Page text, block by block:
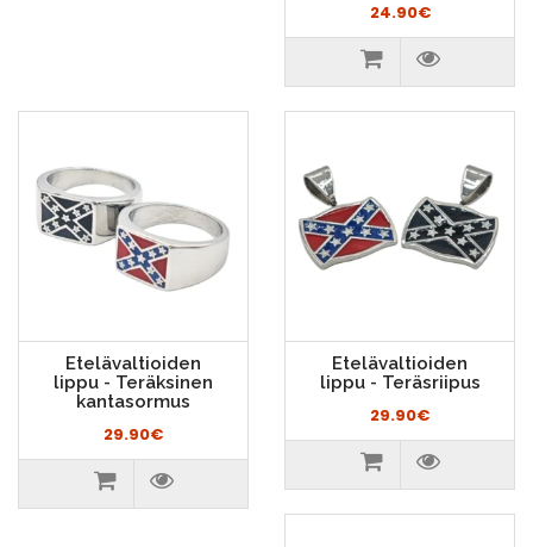
24.90€
Etelävaltioiden
lippu - Teräksinen
kantasormus
29.90€
Etelävaltioiden
lippu - Teräsriipus
29.90€